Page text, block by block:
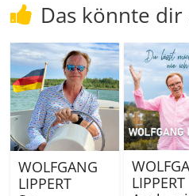
Das könnte
WOLFGANG
LIPPERT
LIPPERT